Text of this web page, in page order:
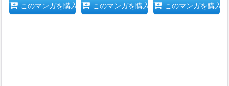
このマンガを購入 このマンガを購入 このマンガを購入